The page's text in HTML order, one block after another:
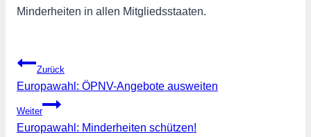
Minderheiten in allen Mitgliedsstaaten.
Beitragsnavigation
Zurück
Europawahl: ÖPNV-Angebote ausweiten
Weiter
Europawahl: Minderheiten schützen!